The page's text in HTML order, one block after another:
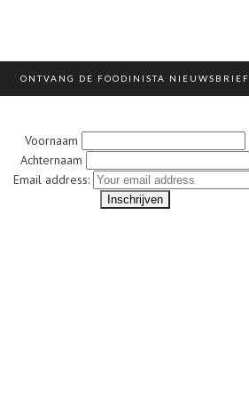
ONTVANG DE FOODINISTA NIEUWSBRIEF
Voornaam
Achternaam
Email address: